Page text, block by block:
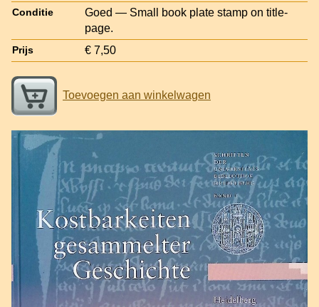
Conditie
Goed — Small book plate stamp on title-
page.
Prijs € 7,50
Toevoegen aan winkelwagen